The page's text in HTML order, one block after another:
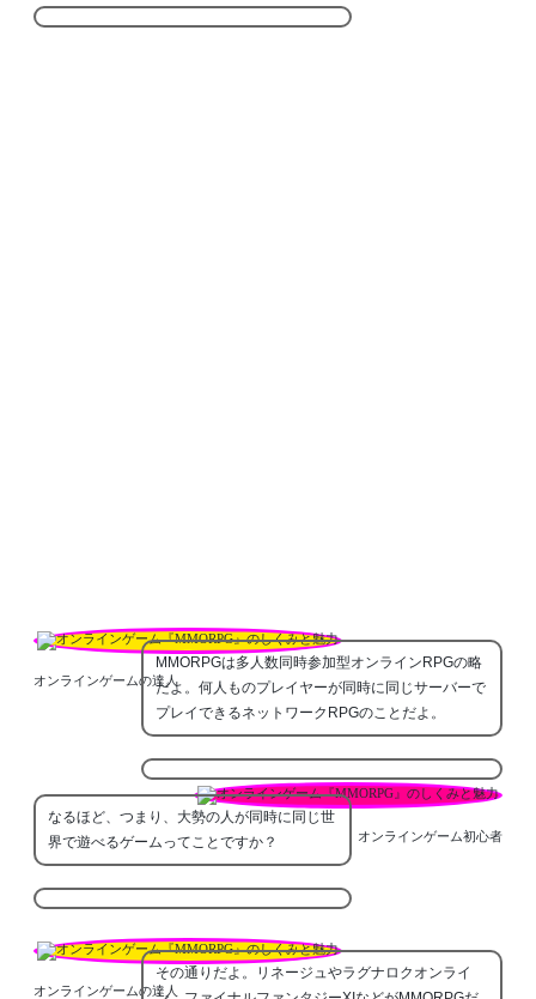
オンラインゲームの達人
MMORPGは多人数同時参加型オンラインRPGの略
だよ。何人ものプレイヤーが同時に同じサーバーで
プレイできるネットワークRPGのことだよ。
オンラインゲーム初心者
なるほど、つまり、大勢の人が同時に同じ世
界で遊べるゲームってことですか？
オンラインゲームの達人
その通りだよ。リネージュやラグナロクオンライ